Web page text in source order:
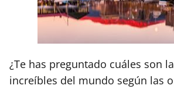
¿Te has preguntado cuáles son
increíbles del mundo según las